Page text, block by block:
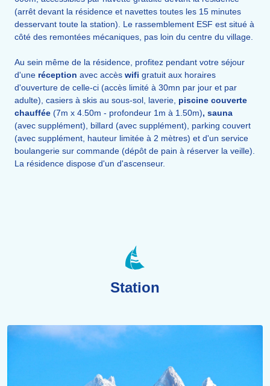
(arrêt devant la résidence et navettes toutes les 15 minutes
desservant toute la station). Le rassemblement ESF est situé à
côté des remontées mécaniques, pas loin du centre du village.
Au sein même de la résidence, profitez pendant votre séjour
d'une réception avec accès wifi gratuit aux horaires
d'ouverture de celle-ci (accès limité à 30mn par jour et par
adulte), casiers à skis au sous-sol, laverie, piscine couverte
chauffée (7m x 4.50m - profondeur 1m à 1.50m), sauna
(avec supplément), billard (avec supplément), parking couvert
(avec supplément, hauteur limitée à 2 mètres) et d'un service
boulangerie sur commande (dépôt de pain à réserver la veille).
La résidence dispose d'un d'ascenseur.
Station